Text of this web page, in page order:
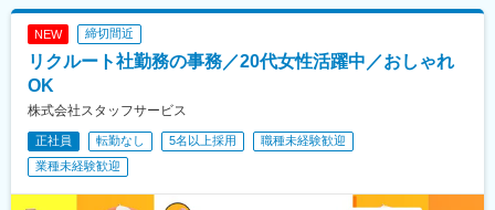
王山駅、高蔵寺駅、新静岡駅、柳川駅、日赤病院前駅、陸前高砂
駅、美栄橋駅、静岡駅、由比駅、天神橋筋六丁目駅、高崎駅、八
王子駅、調布駅、西国分寺駅、狭山市駅、青梅駅、阿佐ケ谷駅、
水戸駅、男川駅、北参道駅、南方駅(大阪府)、米野駅、西鉄福岡
溜池山王駅、浜松町駅、西日暮里駅、代官山駅、西早稲田駅、新
宿御苑前駅、西太子堂駅、桜田門駅、秋葉原駅、二重橋前駅、半
蔵門駅、新日本橋駅、水道橋駅、日比谷駅、青井駅、牛田駅(東京
都)、上野広小路駅、蓮沼駅、平和島駅、銀座駅、馬喰横山駅、宝
鶴見駅、長津田駅、川崎駅、向ケ丘遊園駅、元住吉駅、橋本駅(神
奈川県)、本八幡駅(総武線)、新浦安駅、新柏駅、木更津駅、南船
橋駅、浦安駅(千葉県)、国府台駅、京成八幡駅、谷津駅、幸谷駅、
ー駅、誉田駅、検見川浜駅、浦和駅、大宮駅(埼玉県)、熊谷駅、所
沢駅、川越駅、川口駅、都島駅、野田阪神駅、桜島駅、阿波座
駅、朝潮橋駅、津守駅、大阪上本町駅、芦原橋駅、福駅、だいど
う豊里駅、今里駅(地下鉄)、桃谷駅、千林大宮駅、鴫野駅、東天下
茶屋駅、沢ノ町駅、駒川中野駅、西天下茶屋駅、三国駅(大阪府)、
横堤駅、住ノ江駅、喜連瓜破駅、大阪梅田駅(阪急線)、堺筋本町
NEW 締切間近
リクルート社勤務の事務／20代女性活躍中／おしゃれ
OK
株式会社スタッフサービス
正社員 転勤なし 5名以上採用
職種未経験歓迎
業種未経験歓迎